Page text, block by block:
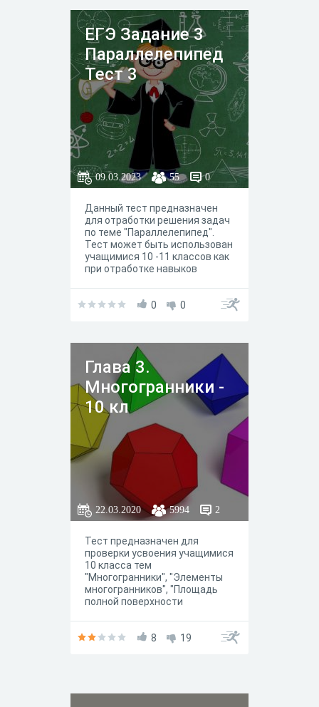
ЕГЭ Задание 3
Параллелепипед
Тест 3
09.03.2023 55 0
Данный тест предназначен
для отработки решения задач
по теме "Параллелепипед".
Тест может быть использован
учащимися 10 -11 классов как
при отработке навыков
"Параллелепипед", так при
0 0
Глава 3.
Многогранники -
10 кл
22.03.2020 5994 2
Тест предназначен для
проверки усвоения учащимися
10 класса тем
"Многогранники", "Элементы
многогранников", "Площадь
полной поверхности
8 19